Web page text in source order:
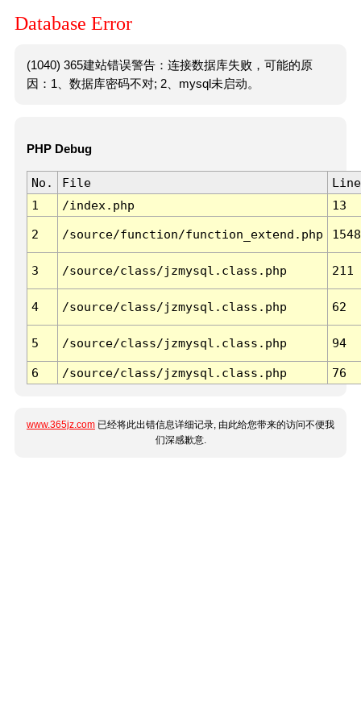
Database Error
(1040) 365建站错误警告：连接数据库失败，可能的原
因：1、数据库密码不对; 2、mysql未启动。
PHP Debug
No. File
Line
1
/index.php 13
2 /source/function/function_extend.php 1548
3 /source/class/jzmysql.class.php 211
4 /source/class/jzmysql.class.php 62
5 /source/class/jzmysql.class.php 94
6 /source/class/jzmysql.class.php 76
www.365jz.com 已经将此出错信息详细记录, 由此给您带来的访问不便我
们深感歉意.